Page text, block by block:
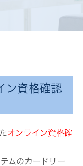
ン資格確認
オンライン資格確
ムのカードリー